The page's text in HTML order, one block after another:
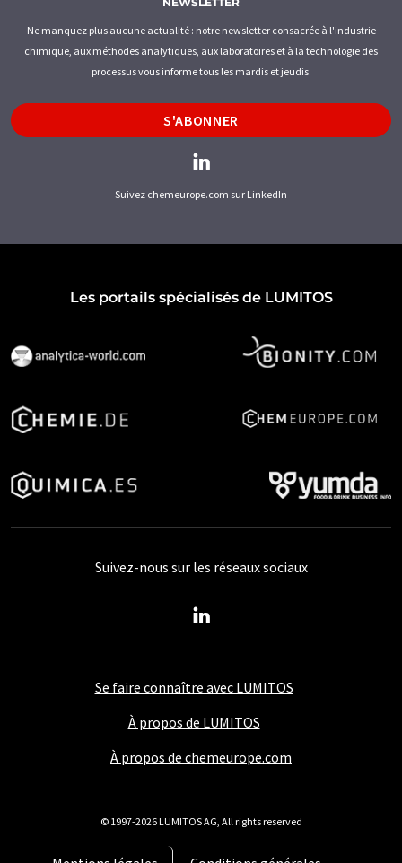
Ne manquez plus aucune actualité : notre newsletter consacrée à l'industrie
chimique, aux méthodes analytiques, aux laboratoires et à la technologie des
processus vous informe tous les mardis et jeudis.
S'ABONNER
Suivez chemeurope.com sur LinkedIn
Les portails spécialisés de LUMITOS
Se faire connaître avec LUMITOS
À propos de LUMITOS
À propos de chemeurope.com
Suivez-nous sur les réseaux sociaux
© 1997-2026 LUMITOS AG, All rights reserved